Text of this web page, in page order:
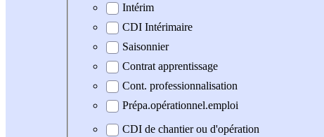
Intérim
CDI Intérimaire
Saisonnier
Contrat apprentissage
Cont. professionnalisation
Prépa.opérationnel.emploi
CDI de chantier ou d'opération